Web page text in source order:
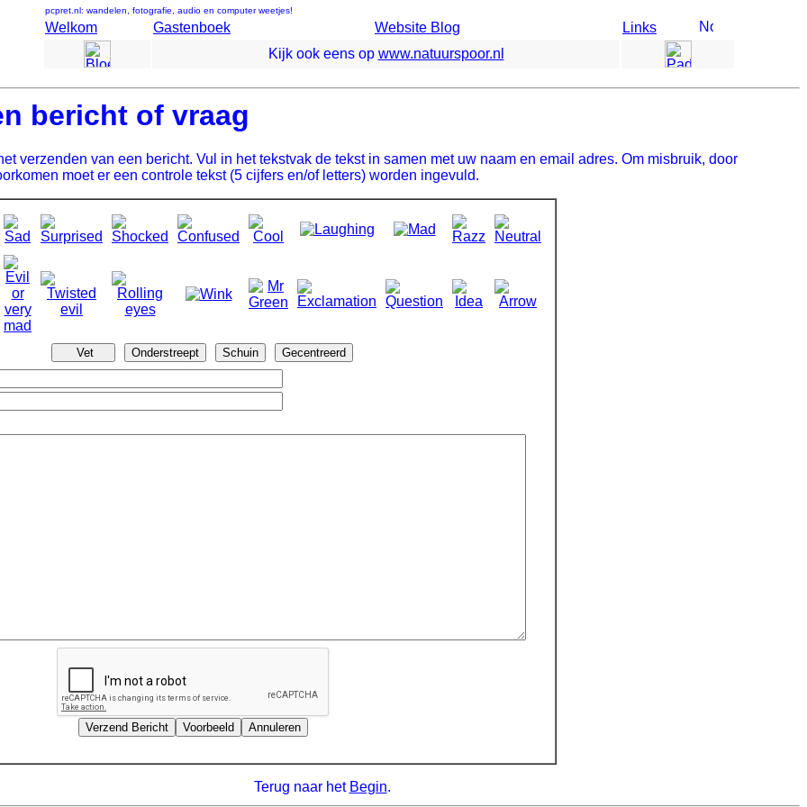
pcpret.nl: wandelen, fotografie, audio en computer weetjes!
Welkom Gastenboek Website Blog
Links
Kijk ook eens op www.natuurspoor.nl
bericht of vraag
verzenden van een bericht. Vul in het tekstvak de tekst in samen met uw naam en email adres. Om misbruik, door
moet er een controle tekst (5 cijfers en/of letters) worden ingevuld.
Terug naar het Begin.